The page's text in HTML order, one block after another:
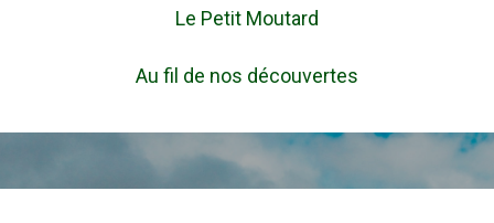
Le Petit Moutard
Au fil de nos découvertes